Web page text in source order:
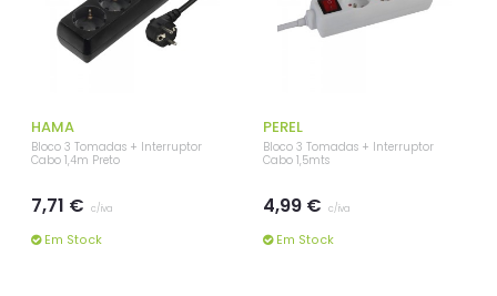
HAMA
Bloco 3 Tomadas + Interruptor
Cabo 1,4m Preto
7,71 € c/iva
Em Stock
PEREL
Bloco 3 Tomadas + Interruptor
Cabo 1,5mts
4,99 € c/iva
Em Stock